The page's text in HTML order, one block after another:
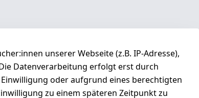
unserer Webseite (z.B. IP-Adresse),
Datenverarbeitung erfolgt erst durch
oder aufgrund eines berechtigten
zu einem späteren Zeitpunkt zu